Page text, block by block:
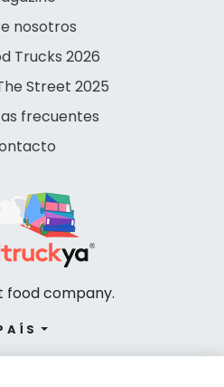
nosotros
Trucks 2026
Street 2025
frecuentes
food company.